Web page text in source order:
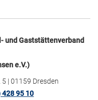
und Gaststättenverband
e.V.)
| 01159 Dresden
428 95 10